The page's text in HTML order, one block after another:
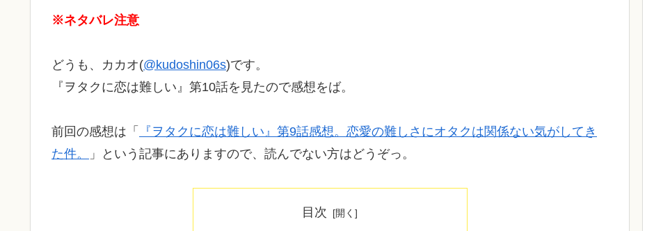
※ネタバレ注意
どうも、カカオ(@kudoshin06s)です。
『ヲタクに恋は難しい』第10話を見たので感想をば。
前回の感想は「
『ヲタクに恋は難しい』第9話感想。恋愛の難しさにオタクは関係ない気がしてき
た件。
」という記事にありますので、読んでない方はどうぞっ。
目次